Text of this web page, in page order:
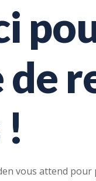
de
vous attend pour